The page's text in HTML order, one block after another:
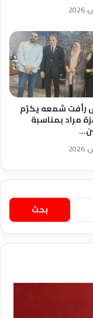
رأفت شمعه يكرّم
مراد بمناسبة
البحث
عن: